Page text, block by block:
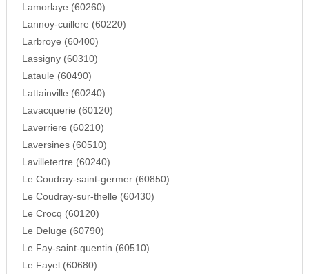
Lamorlaye (60260)
Lannoy-cuillere (60220)
Larbroye (60400)
Lassigny (60310)
Lataule (60490)
Lattainville (60240)
Lavacquerie (60120)
Laverriere (60210)
Laversines (60510)
Lavilletertre (60240)
Le Coudray-saint-germer (60850)
Le Coudray-sur-thelle (60430)
Le Crocq (60120)
Le Deluge (60790)
Le Fay-saint-quentin (60510)
Le Fayel (60680)